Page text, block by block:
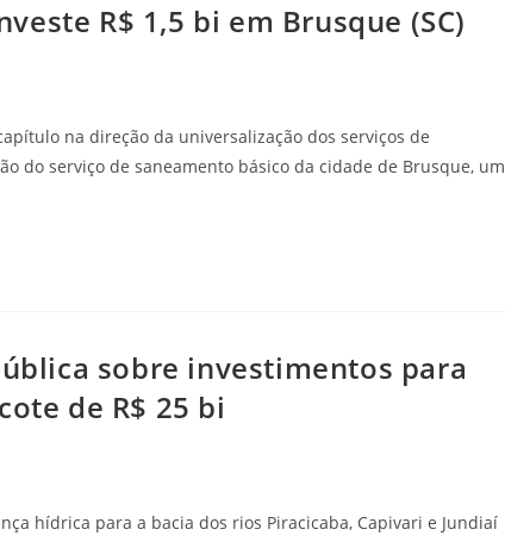
R$ 1,5 bi em Brusque (SC)
na direção da universalização dos serviços de
do serviço de saneamento básico da cidade de Brusque, um
sobre investimentos para
de R$ 25 bi
hídrica para a bacia dos rios Piracicaba, Capivari e Jundiaí